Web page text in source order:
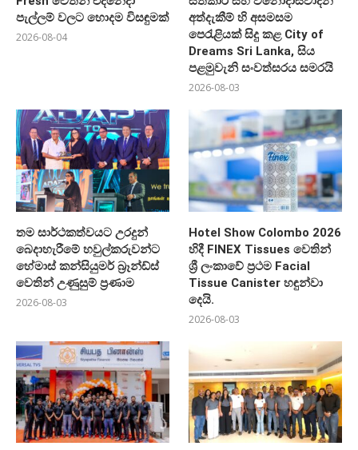
පැල්ලම් වලට හොදම විසඳුමක්
2026-08-04
අත්දැකීම් හි අසමසම
පෙරැළියක් සිදු කළ City of
Dreams Sri Lanka, සිය
පළමුවැනි සංවත්සරය සමරයි
2026-08-03
තම සාර්ථකත්වයට උරදුන්
බෙදාහැරීමේ හවුල්කරුවන්ට
හේමාස් කන්සියුමර් බ්‍රෑන්ඩ්ස්
වෙතින් උණුසුම් ප්‍රණාම
2026-08-03
Hotel Show Colombo 2026
හිදී FINEX Tissues වෙතින්
ශ්‍රී ලංකාවේ ප්‍රථම Facial
Tissue Canister හඳුන්වා
දෙයි.
2026-08-03